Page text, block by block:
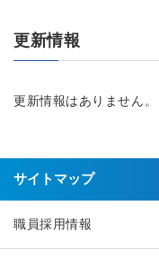
更新情報
更新情報はありません。
サイトマップ
職員採用情報